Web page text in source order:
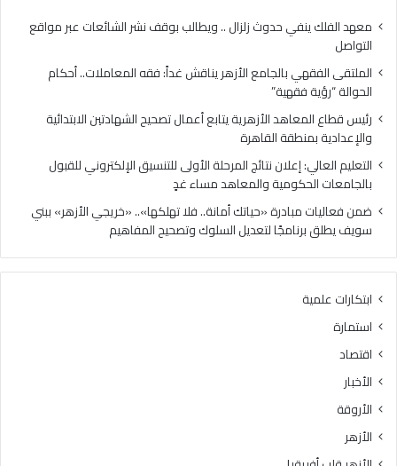
معهد الفلك ينفي حدوث زلزال .. ويطالب بوقف نشر الشائعات عبر مواقع
التواصل
الملتقى الفقهي بالجامع الأزهر يناقش غداً: فقه المعاملات.. أحكام
الحوالة “رؤية فقهية”
رئيس قطاع المعاهد الأزهرية يتابع أعمال تصحيح الشهادتين الابتدائية
والإعدادية بمنطقة القاهرة
التعليم العالي: إعلان نتائج المرحلة الأولى للتنسيق الإلكتروني للقبول
بالجامعات الحكومية والمعاهد مساء غدٍ
ضمن فعاليات مبادرة «حياتك أمانة.. فلا تهلكها».. «خريجي الأزهر» ببني
سويف يطلق برنامجًا لتعديل السلوك وتصحيح المفاهيم
ابتكارات علمية
استمارة
اقتصاد
الأخبار
الأروقة
الأزهر